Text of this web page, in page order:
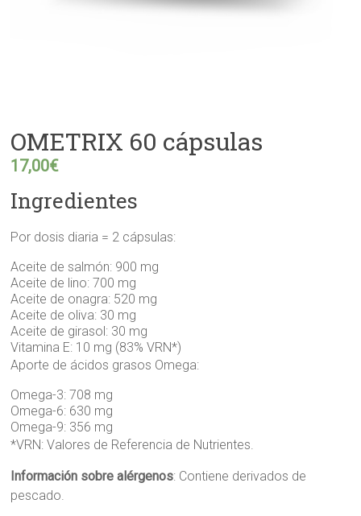
OMETRIX 60 cápsulas
17,00€
Ingredientes
Por dosis diaria = 2 cápsulas:
Aceite de salmón: 900 mg
Aceite de lino: 700 mg
Aceite de onagra: 520 mg
Aceite de oliva: 30 mg
Aceite de girasol: 30 mg
Vitamina E: 10 mg (83% VRN*)
Aporte de ácidos grasos Omega:
Omega-3: 708 mg
Omega-6: 630 mg
Omega-9: 356 mg
*VRN: Valores de Referencia de Nutrientes.
Información sobre alérgenos: Contiene derivados de
pescado.